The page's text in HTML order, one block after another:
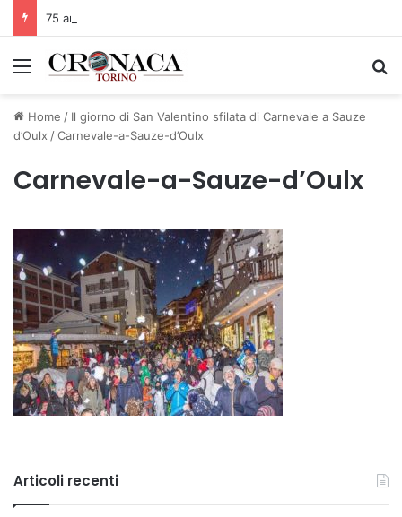
Menu
Home / Il giorno di San Valentino sfilata di Carnevale a Sauze
d’Oulx/Carnevale-a-Sauze-d’Oulx
Carnevale-a-Sauze-d’Oulx
Articoli recenti